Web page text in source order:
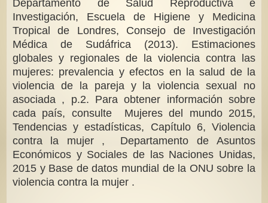
Departamento de Salud Reproductiva e
Investigación, Escuela de Higiene y Medicina
Tropical de Londres, Consejo de Investigación
Médica de Sudáfrica (2013). Estimaciones
globales y regionales de la violencia contra las
mujeres: prevalencia y efectos en la salud de la
violencia de la pareja y la violencia sexual no
asociada , p.2. Para obtener información sobre
cada país, consulte Mujeres del mundo 2015,
Tendencias y estadísticas, Capítulo 6, Violencia
contra la mujer , Departamento de Asuntos
Económicos y Sociales de las Naciones Unidas,
2015 y Base de datos mundial de la ONU sobre la
violencia contra la mujer .